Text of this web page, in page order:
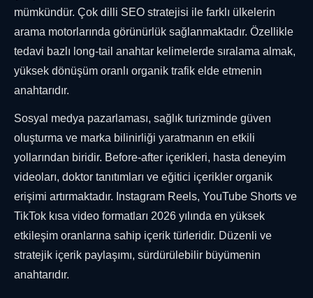
mümkündür. Çok dilli SEO stratejisi ile farklı ülkelerin
arama motorlarında görünürlük sağlanmaktadır. Özellikle
tedavi bazlı long-tail anahtar kelimelerde sıralama almak,
yüksek dönüşüm oranlı organik trafik elde etmenin
anahtarıdır.
Sosyal medya pazarlaması, sağlık turizminde güven
oluşturma ve marka bilinirliği yaratmanın en etkili
yollarından biridir. Before-after içerikleri, hasta deneyim
videoları, doktor tanıtımları ve eğitici içerikler organik
erişimi artırmaktadır. Instagram Reels, YouTube Shorts ve
TikTok kısa video formatları 2026 yılında en yüksek
etkileşim oranlarına sahip içerik türleridir. Düzenli ve
stratejik içerik paylaşımı, sürdürülebilir büyümenin
anahtarıdır.